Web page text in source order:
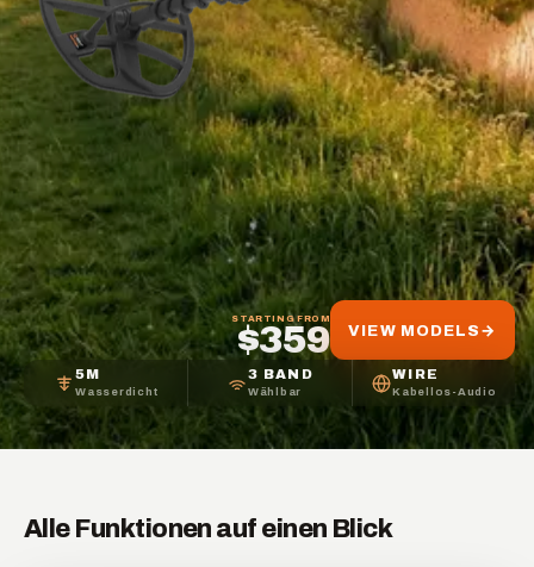
STARTING FROM
$359 VIEW MODELS →
5M
Wasserdicht
3 BAND
Wählbar
WIRE
Kabellos-Audio
Alle Funktionen auf einen Blick